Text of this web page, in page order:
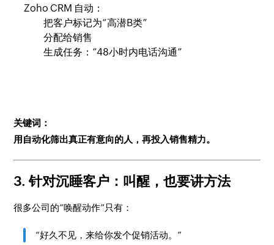
Zoho CRM 自动：
把客户标记为“高潜B类”
分配给销售
生成任务：“48小时内电话沟通”
关键词：
用自动化筛出真正有意向的人，再投入销售精力。
3. 针对沉睡客户：叫醒，也要讲方法
很多公司的“唤醒动作”只有：
“好久不见，来给你发个促销活动。”